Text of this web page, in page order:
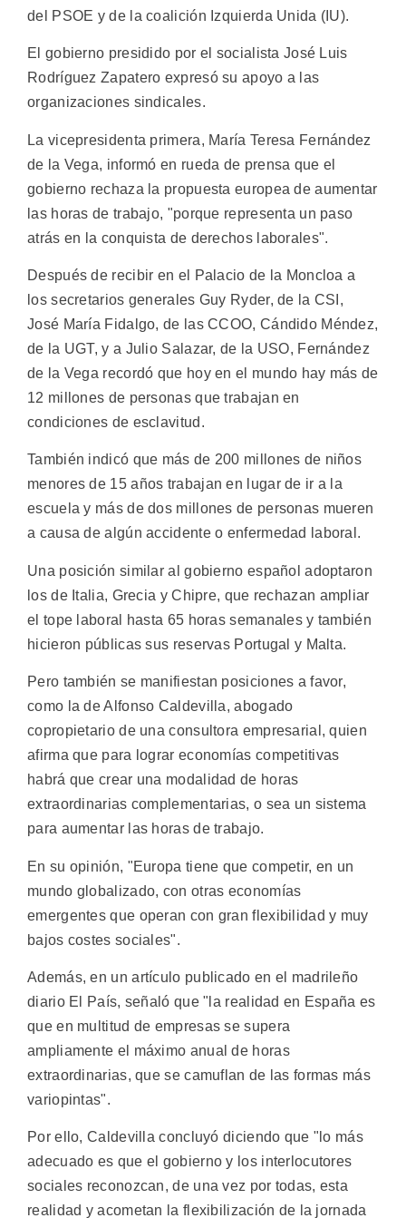
del PSOE y de la coalición Izquierda Unida (IU).
El gobierno presidido por el socialista José Luis
Rodríguez Zapatero expresó su apoyo a las
organizaciones sindicales.
La vicepresidenta primera, María Teresa Fernández
de la Vega, informó en rueda de prensa que el
gobierno rechaza la propuesta europea de aumentar
las horas de trabajo, "porque representa un paso
atrás en la conquista de derechos laborales".
Después de recibir en el Palacio de la Moncloa a
los secretarios generales Guy Ryder, de la CSI,
José María Fidalgo, de las CCOO, Cándido Méndez,
de la UGT, y a Julio Salazar, de la USO, Fernández
de la Vega recordó que hoy en el mundo hay más de
12 millones de personas que trabajan en
condiciones de esclavitud.
También indicó que más de 200 millones de niños
menores de 15 años trabajan en lugar de ir a la
escuela y más de dos millones de personas mueren
a causa de algún accidente o enfermedad laboral.
Una posición similar al gobierno español adoptaron
los de Italia, Grecia y Chipre, que rechazan ampliar
el tope laboral hasta 65 horas semanales y también
hicieron públicas sus reservas Portugal y Malta.
Pero también se manifiestan posiciones a favor,
como la de Alfonso Caldevilla, abogado
copropietario de una consultora empresarial, quien
afirma que para lograr economías competitivas
habrá que crear una modalidad de horas
extraordinarias complementarias, o sea un sistema
para aumentar las horas de trabajo.
En su opinión, "Europa tiene que competir, en un
mundo globalizado, con otras economías
emergentes que operan con gran flexibilidad y muy
bajos costes sociales".
Además, en un artículo publicado en el madrileño
diario El País, señaló que "la realidad en España es
que en multitud de empresas se supera
ampliamente el máximo anual de horas
extraordinarias, que se camuflan de las formas más
variopintas".
Por ello, Caldevilla concluyó diciendo que "lo más
adecuado es que el gobierno y los interlocutores
sociales reconozcan, de una vez por todas, esta
realidad y acometan la flexibilización de la jornada